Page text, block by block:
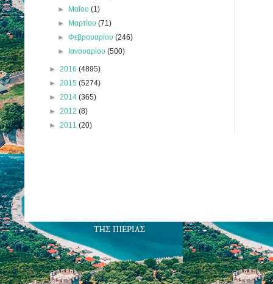
► Μαΐου(1)
► Μαρτίου(71)
►Φεβρουαρίου(246)
► Ιανουαρίου(500)
► 2016 (4895)
► 2015 (5274)
► 2014 (365)
► 2012 (8)
► 2011 (20)